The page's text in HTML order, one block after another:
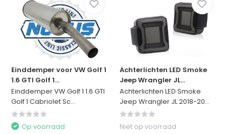
Einddemper voor VW Golf 1
1.6 GTI Golf 1...
Einddemper VW Golf 1 1.6 GTI
Golf 1 Cabriolet Sc...
Op voorraad
Achterlichten LED Smoke
Jeep Wrangler JL...
Achterlichten LED Smoke
Jeep Wrangler JL 2018-20...
Niet op voorraad